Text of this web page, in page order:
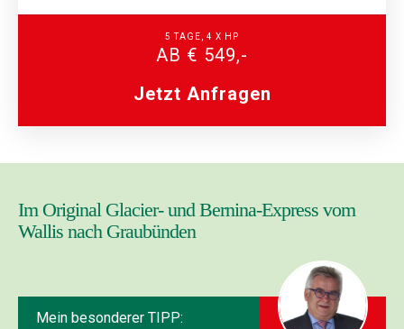
5 TAGE, 4 X HP
AB € 549,-
Jetzt Anfragen
Im Original Glacier- und Bernina-Express vom
Wallis nach Graubünden
Mein besonderer TIPP: